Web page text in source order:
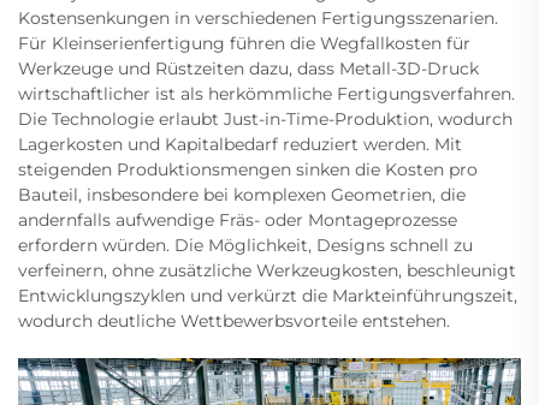
Kostensenkungen in verschiedenen Fertigungsszenarien.
Für Kleinserienfertigung führen die Wegfallkosten für
Werkzeuge und Rüstzeiten dazu, dass Metall-3D-Druck
wirtschaftlicher ist als herkömmliche Fertigungsverfahren.
Die Technologie erlaubt Just-in-Time-Produktion, wodurch
Lagerkosten und Kapitalbedarf reduziert werden. Mit
steigenden Produktionsmengen sinken die Kosten pro
Bauteil, insbesondere bei komplexen Geometrien, die
andernfalls aufwendige Fräs- oder Montageprozesse
erfordern würden. Die Möglichkeit, Designs schnell zu
verfeinern, ohne zusätzliche Werkzeugkosten, beschleunigt
Entwicklungszyklen und verkürzt die Markteinführungszeit,
wodurch deutliche Wettbewerbsvorteile entstehen.